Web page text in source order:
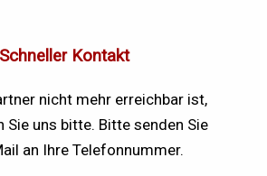
Schneller Kontakt
nicht mehr erreichbar ist,
Sie uns bitte. Bitte senden Sie
an Ihre Telefonnummer.